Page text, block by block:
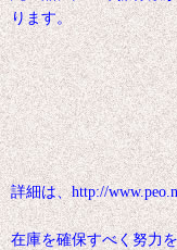
ります。
詳細は、http://
在庫を確保すべく努力